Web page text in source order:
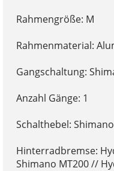
Rahmengröße: M
Rahmenmaterial:
Gangschaltung:
Anzahl Gänge: 1
Schalthebel:
Hinterradbremse:
Shimano MT200 //